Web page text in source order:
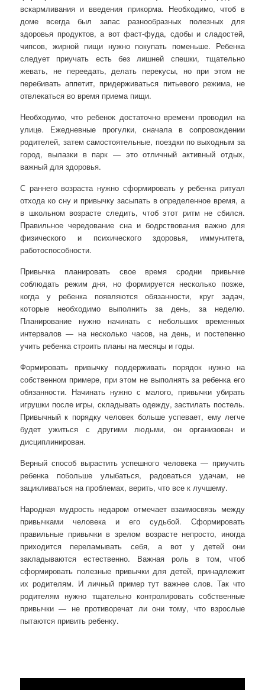
вскармливания и введения прикорма. Необходимо, чтоб в
доме всегда был запас разнообразных полезных для
здоровья продуктов, а вот фаст-фуда, сдобы и сладостей,
чипсов, жирной пищи нужно покупать поменьше. Ребенка
следует приучать есть без лишней спешки, тщательно
жевать, не переедать, делать перекусы, но при этом не
перебивать аппетит, придерживаться питьевого режима, не
отвлекаться во время приема пищи.
Необходимо, что ребенок достаточно времени проводил на
улице. Ежедневные прогулки, сначала в сопровождении
родителей, затем самостоятельные, поездки по выходным за
город, вылазки в парк — это отличный активный отдых,
важный для здоровья.
С раннего возраста нужно сформировать у ребенка ритуал
отхода ко сну и привычку засыпать в определенное время, а
в школьном возрасте следить, чтоб этот ритм не сбился.
Правильное чередование сна и бодрствования важно для
физического и психического здоровья, иммунитета,
работоспособности.
Привычка планировать свое время сродни привычке
соблюдать режим дня, но формируется несколько позже,
когда у ребенка появляются обязанности, круг задач,
которые необходимо выполнить за день, за неделю.
Планирование нужно начинать с небольших временных
интервалов — на несколько часов, на день, и постепенно
учить ребенка строить планы на месяцы и годы.
Формировать привычку поддерживать порядок нужно на
собственном примере, при этом не выполнять за ребенка его
обязанности. Начинать нужно с малого, привычки убирать
игрушки после игры, складывать одежду, застилать постель.
Привычный к порядку человек больше успевает, ему легче
будет ужиться с другими людьми, он организован и
дисциплинирован.
Верный способ вырастить успешного человека — приучить
ребенка побольше улыбаться, радоваться удачам, не
зацикливаться на проблемах, верить, что все к лучшему.
Народная мудрость недаром отмечает взаимосвязь между
привычками человека и его судьбой. Сформировать
правильные привычки в зрелом возрасте непросто, иногда
приходится переламывать себя, а вот у детей они
закладываются естественно. Важная роль в том, чтоб
сформировать полезные привычки для детей, принадлежит
их родителям. И личный пример тут важнее слов. Так что
родителям нужно тщательно контролировать собственные
привычки — не противоречат ли они тому, что взрослые
пытаются привить ребенку.